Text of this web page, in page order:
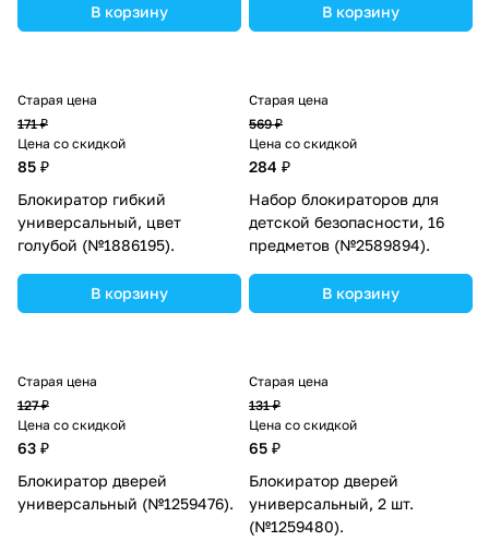
В корзину В корзину
Старая цена
171 ₽
Цена со скидкой
85 ₽
Блокиратор гибкий
универсальный, цвет
голубой (№1886195).
В корзину
Старая цена
569 ₽
Цена со скидкой
284 ₽
Набор блокираторов для
детской безопасности, 16
предметов (№2589894).
В корзину
Старая цена
127 ₽
Цена со скидкой
63 ₽
Блокиратор дверей
универсальный (№1259476).
Старая цена
131 ₽
Цена со скидкой
65 ₽
Блокиратор дверей
универсальный, 2 шт.
(№1259480).